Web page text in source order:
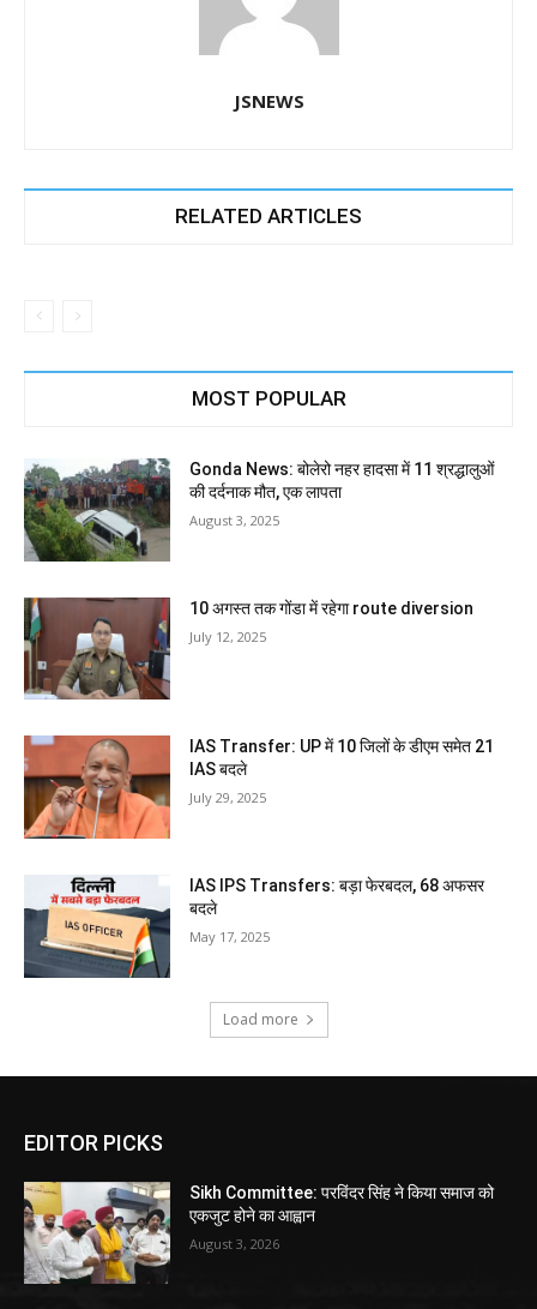
JSNEWS
RELATED ARTICLES
MOST POPULAR
Gonda News: बोलेरो नहर हादसा में 11 श्रद्धालुओं
की दर्दनाक मौत, एक लापता
August 3, 2025
10 अगस्त तक गोंडा में रहेगा route diversion
July 12, 2025
IAS Transfer: UP में 10 जिलों के डीएम समेत 21
IAS बदले
July 29, 2025
IAS IPS Transfers: बड़ा फेरबदल, 68 अफसर
बदले
May 17, 2025
Load more
EDITOR PICKS
Sikh Committee: परविंदर सिंह ने किया समाज को
एकजुट होने का आह्वान
August 3, 2026